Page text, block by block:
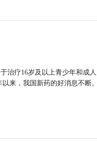
治疗16岁及以上青少年和成
来，我国新药的好消息不断。